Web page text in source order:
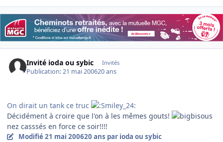
Invité ioda ou sybic Invités
Publication:21 mai 200620 ans
On dirait un tank ce truc
Décidément à croire que l'on à les mêmes gouts!
nez casssés en force ce soir!!!!
Modifié21 mai 200620 ans par ioda ou sybic